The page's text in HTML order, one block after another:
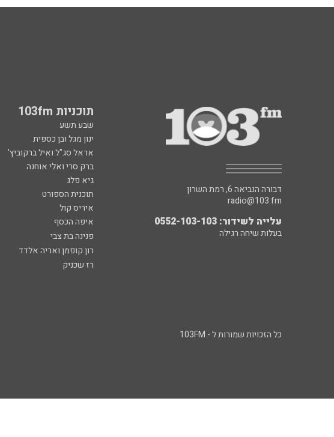
תוכניות 103fm
שבע תשע
ינון מגל ובן כספית
אראל סג"ל ואיל ברקוביץ'
ברק סרי ואלי אוחנה
גיא פלג
תוכנית הספורט
איריס קול
איפה הכסף
פנינה בת צבי
רון קופמן ואריה אלדד
רז שכניק
דבורה הנביאה 6, רמת השרון
radio@103.fm
עלייה לשידור: 0552-103-103
בעלות שיחה רגילה
כל הזכויות שמורות ל - 103FM